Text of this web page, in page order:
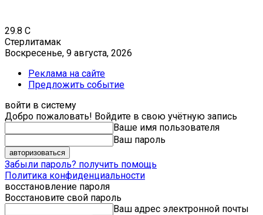
29.8 C
Стерлитамак
Воскресенье, 9 августа, 2026
Реклама на сайте
Предложить событие
войти в систему
Добро пожаловать! Войдите в свою учётную запись
Ваше имя пользователя
Ваш пароль
Забыли пароль? получить помощь
Политика конфиденциальности
восстановление пароля
Восстановите свой пароль
Ваш адрес электронной почты